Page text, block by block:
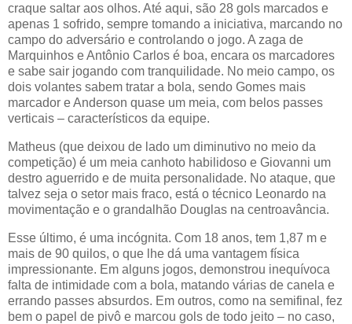
craque saltar aos olhos. Até aqui, são 28 gols marcados e
apenas 1 sofrido, sempre tomando a iniciativa, marcando no
campo do adversário e controlando o jogo. A zaga de
Marquinhos e Antônio Carlos é boa, encara os marcadores
e sabe sair jogando com tranquilidade. No meio campo, os
dois volantes sabem tratar a bola, sendo Gomes mais
marcador e Anderson quase um meia, com belos passes
verticais – característicos da equipe.
Matheus (que deixou de lado um diminutivo no meio da
competição) é um meia canhoto habilidoso e Giovanni um
destro aguerrido e de muita personalidade. No ataque, que
talvez seja o setor mais fraco, está o técnico Leonardo na
movimentação e o grandalhão Douglas na centroavância.
Esse último, é uma incógnita. Com 18 anos, tem 1,87 m e
mais de 90 quilos, o que lhe dá uma vantagem física
impressionante. Em alguns jogos, demonstrou inequívoca
falta de intimidade com a bola, matando várias de canela e
errando passes absurdos. Em outros, como na semifinal, fez
bem o papel de pivô e marcou gols de todo jeito – no caso,